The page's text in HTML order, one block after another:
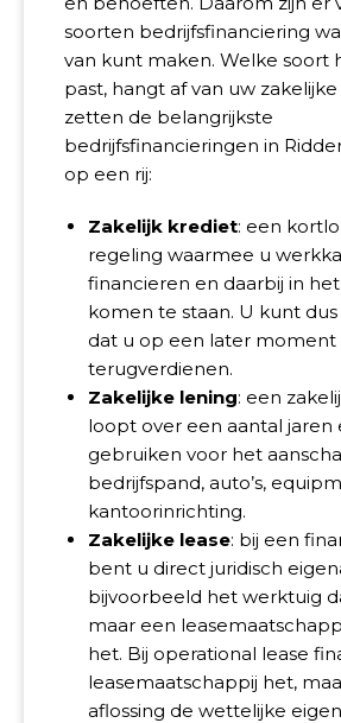
soorten bedrijfsfinanciering
van kunt maken. Welke soort
past, hangt af van uw
zetten de belangrijkste
bedrijfsfinancieringen in
op een rij:
Zakelijk krediet: een
regeling waarmee u
financieren en daarbij in
komen te staan. U kunt
dat u op een later moment
terugverdienen.
Zakelijke lening: een
loopt over een aantal jaren
gebruiken voor het
bedrijfspand, auto’s,
kantoorinrichting.
Zakelijke lease: bij een
bent u direct juridisch
bijvoorbeeld het werktuig
maar een
het. Bij operational lease
leasemaatschappij het,
aflossing de wettelijke